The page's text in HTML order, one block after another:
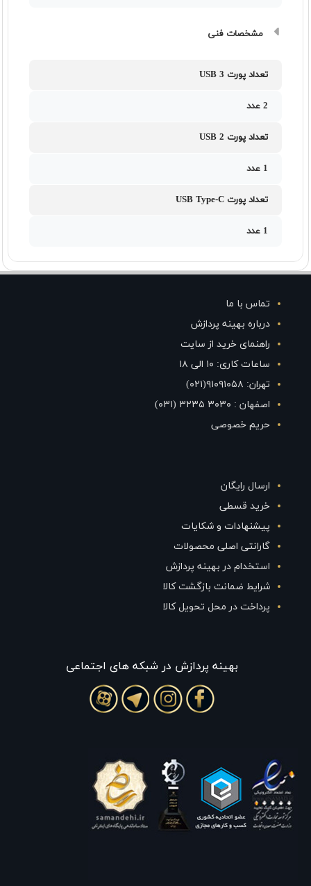
مشخصات فنی
تعداد پورت USB 3
2 عدد
تعداد پورت USB 2
1 عدد
تعداد پورت USB Type-C
1 عدد
تماس با ما
درباره بهینه پردازش
راهنمای خرید از سایت
ساعات کاری: ۱۰ الی ۱۸
تهران: ۹۱۰۹۱۰۵۸(۰۲۱)
اصفهان : ۳۰۳۰ ۳۲۳۵ (۰۳۱)
حریم خصوصی
ارسال رایگان
خرید قسطی
پیشنهادات و شکایات
گارانتی اصلی محصولات
استخدام در بهینه پردازش
شرایط ضمانت بازگشت کالا
پرداخت در محل تحویل کالا
بهينه پردازش در شبکه های اجتماعی